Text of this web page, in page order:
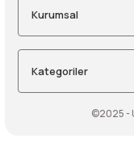
Kurumsal
Kategoriler
©2025 -